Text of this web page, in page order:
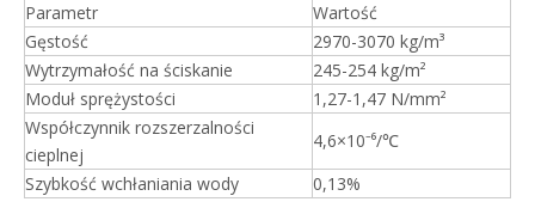
Parametr
Wartość
Gęstość
2970-3070 kg/m³
Wytrzymałość na ściskanie
245-254 kg/m²
Moduł sprężystości
1,27-1,47 N/mm²
Współczynnik rozszerzalności
cieplnej
4,6×10⁻⁶/℃
Szybkość wchłaniania wody
0,13%